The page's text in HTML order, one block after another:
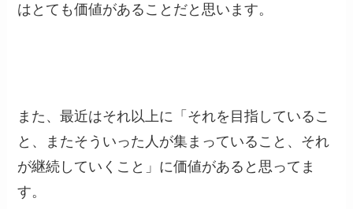
はとても価値があることだと思います。
また、最近はそれ以上に「それを目指しているこ
と、またそういった人が集まっていること、それ
が継続していくこと」に価値があると思ってま
す。